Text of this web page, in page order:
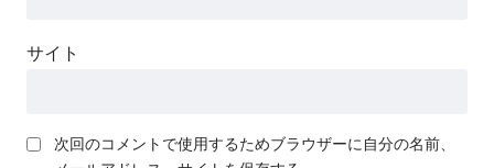
サイト
次回のコメントで使用するためブラウザーに自分の名前、